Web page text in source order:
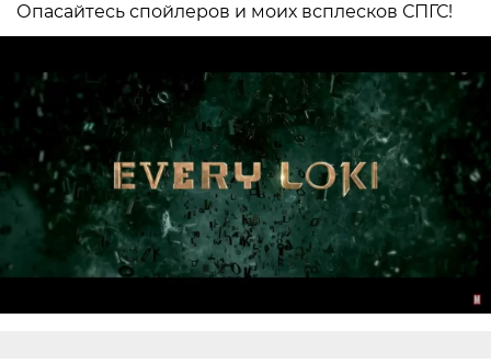
Опасайтесь спойлеров и моих всплесков СПГС!